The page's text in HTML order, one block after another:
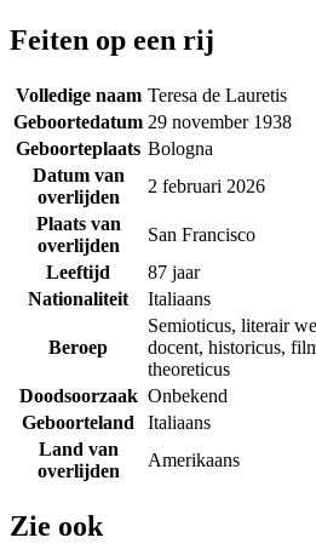
Feiten op een rij
Volledige naam Teresa de Lauretis
Geboortedatum 29 november 1938
Geboorteplaats Bologna
Datum van
overlijden
2 februari 2026
Plaats van
overlijden
San Francisco
Leeftijd
87 jaar
Nationaliteit
Italiaans
Beroep
Semioticus, literair
docent, historicus,
theoreticus
Doodsoorzaak Onbekend
Geboorteland
Italiaans
Land van
overlijden
Amerikaans
Zie ook